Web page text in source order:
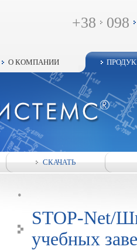
+38 098
О КОМПАНИИ
СКАЧАТЬ
•
STOP-Net/
учебных